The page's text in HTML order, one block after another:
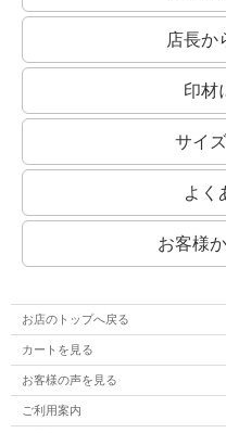
店長か
印材
サイ
よく
お客様
お店のトップへ戻る
カートを見る
お客様の声を見る
ご利用案内